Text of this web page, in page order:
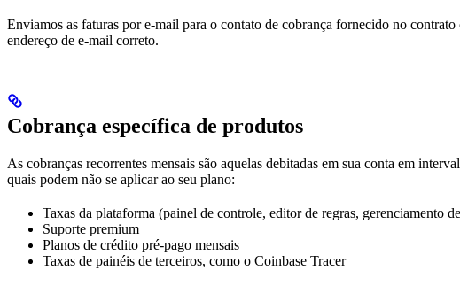
Enviamos as faturas por e-mail para o contato de cobrança fornecido no
endereço de e-mail correto.
Cobrança específica de produtos
As cobranças recorrentes mensais são aquelas debitadas em sua conta em
quais podem não se aplicar ao seu plano:
Taxas da plataforma (painel de controle, editor de regras, gerenciamento
Suporte premium
Planos de crédito pré-pago mensais
Taxas de painéis de terceiros, como o Coinbase Tracer